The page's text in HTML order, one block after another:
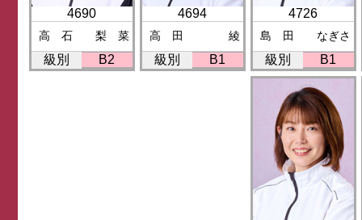
4690
高 石 梨 菜
級別 B2
4694
高 田 綾
級別 B1
4726
島 田 なぎさ
級別 B1